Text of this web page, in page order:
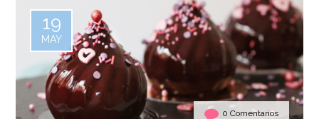
19
MAY
0 Comentarios